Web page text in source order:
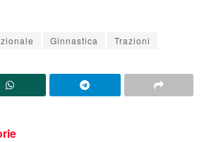
Ginnastica Trazioni